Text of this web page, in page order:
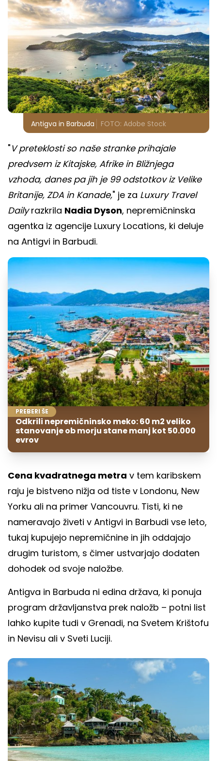
Antigva in Barbuda FOTO: Adobe Stock
"V preteklosti so naše stranke prihajale
predvsem iz Kitajske, Afrike in Bližnjega
vzhoda, danes pa jih je 99 odstotkov iz Velike
Britanije, ZDA in Kanade," je za Luxury Travel
Dailyrazkrila Nadia Dyson, nepremičninska
agentka iz agencije Luxury Locations, ki deluje
na Antigvi in Barbudi.
PREBERI ŠE
Odkrili nepremičninsko meko: 60 m2 veliko
stanovanje ob morju stane manj kot 50.000
evrov
Cena kvadratnega metra v tem karibskem
raju je bistveno nižja od tiste v Londonu, New
Yorku ali na primer Vancouvru. Tisti, ki ne
nameravajo živeti v Antigvi in Barbudi vse leto,
tukaj kupujejo nepremičnine in jih oddajajo
drugim turistom, s čimer ustvarjajo dodaten
dohodek od svoje naložbe.
Antigva in Barbuda ni edina država, ki ponuja
program državljanstva prek naložb – potni list
lahko kupite tudi v Grenadi, na Svetem Krištofu
in Nevisu ali v Sveti Luciji.